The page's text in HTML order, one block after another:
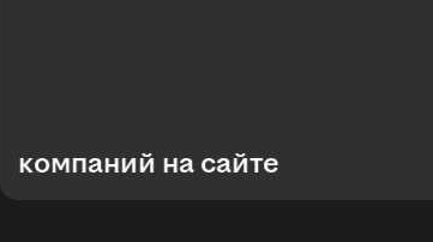
компаний на сайте